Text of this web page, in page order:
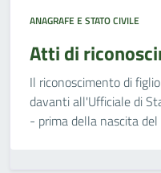
ANAGRAFE E STATO CIVILE
Atti di
Il riconoscimento di
davanti all'Ufficiale di
- prima della nascita del